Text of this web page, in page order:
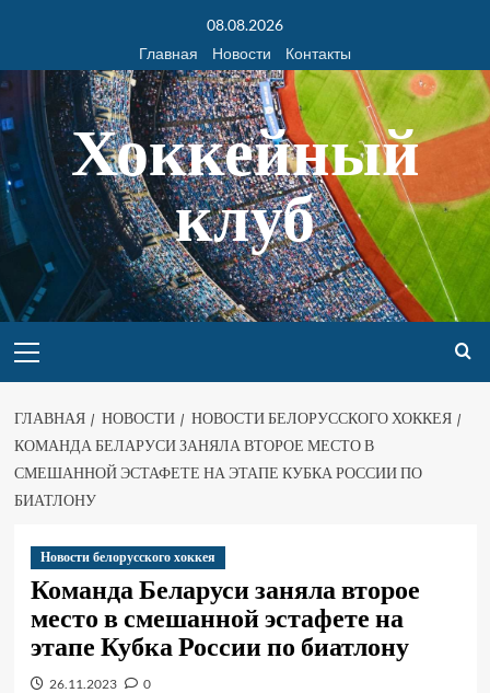
08.08.2026
Главная
Новости Контакты
Хоккейный
клуб
ГЛАВНАЯ НОВОСТИ
НОВОСТИ БЕЛОРУССКОГО ХОККЕЯ
КОМАНДА БЕЛАРУСИ ЗАНЯЛА ВТОРОЕ МЕСТО В
СМЕШАННОЙ ЭСТАФЕТЕ НА ЭТАПЕ КУБКА РОССИИ ПО
БИАТЛОНУ
Новости белорусского хоккея
Команда Беларуси заняла второе
место в смешанной эстафете на
этапе Кубка России по биатлону
26.11.2023 0